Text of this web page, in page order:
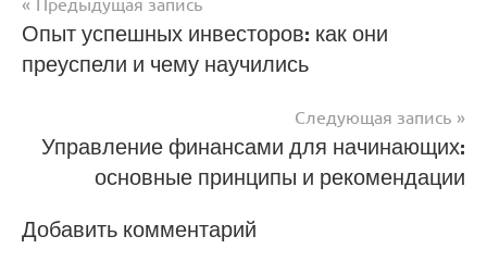
Навигация
по
Опыт успешных инвесторов: как они
преуспели и чему научились
Следующая запись
Управление финансами для начинающих:
основные принципы и рекомендации
Добавить комментарий